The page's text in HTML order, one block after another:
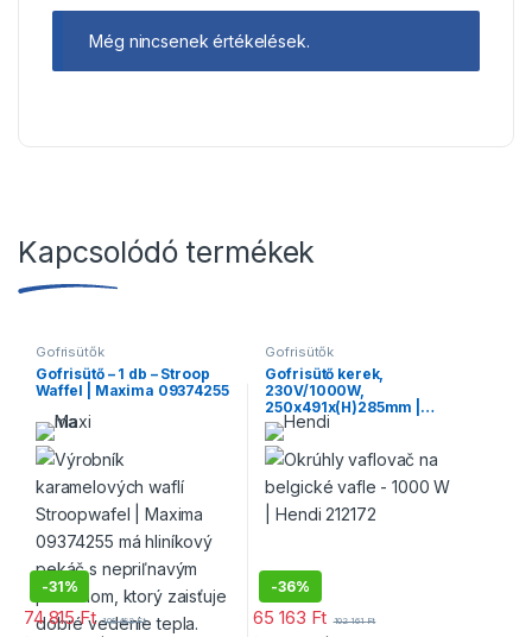
Még nincsenek értékelések.
Kapcsolódó termékek
Gofrisütők
Gofrisütő – 1 db – Stroop
Waffel | Maxima 09374255
-31%
74 815Ft 108 482Ft
Gofrisütők
Gofrisütő kerek,
230V/1000W,
250x491x(H)285mm |
Hendi 212172
-36%
65 163 Ft 102 161Ft